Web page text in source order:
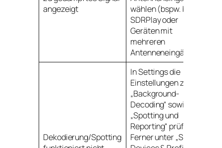
angezeigt
wählen (bspw. bei
SDRPlay oder
Geräten mit
mehreren
Antenneneingängen)
Dekodierung/Spotting
In Settings die
Einstellungen zum
„Background-
Decoding“ sowie
„Spotting und
Reporting“ prüfen.
Ferner unter „SDR